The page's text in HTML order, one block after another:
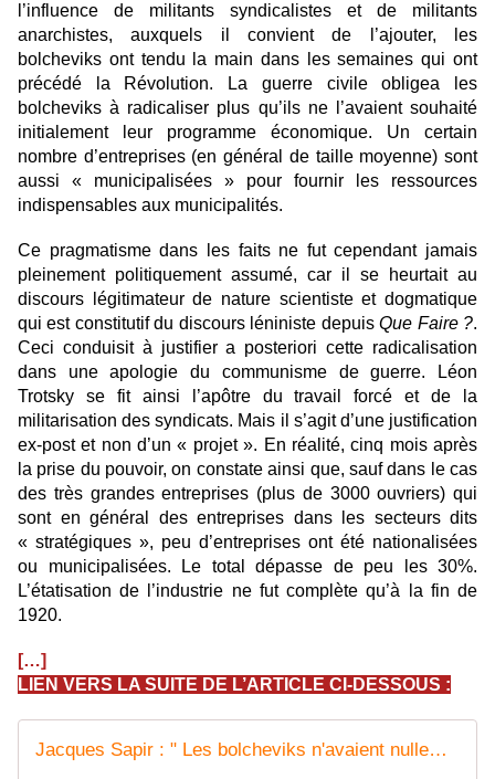
l’influence de militants syndicalistes et de militants
anarchistes, auxquels il convient de l’ajouter, les
bolcheviks ont tendu la main dans les semaines qui ont
précédé la Révolution. La guerre civile obligea les
bolcheviks à radicaliser plus qu’ils ne l’avaient souhaité
initialement leur programme économique. Un certain
nombre d’entreprises (en général de taille moyenne) sont
aussi « municipalisées » pour fournir les ressources
indispensables aux municipalités.
Ce pragmatisme dans les faits ne fut cependant jamais
pleinement politiquement assumé, car il se heurtait au
discours légitimateur de nature scientiste et dogmatique
qui est constitutif du discours léniniste depuisQue Faire ?.
Ceci conduisit à justifier a posteriori cette radicalisation
dans une apologie du communisme de guerre. Léon
Trotsky se fit ainsi l’apôtre du travail forcé et de la
militarisation des syndicats. Mais il s’agit d’une justification
ex-post et non d’un « projet ». En réalité, cinq mois après
la prise du pouvoir, on constate ainsi que, sauf dans le cas
des très grandes entreprises (plus de 3000 ouvriers) qui
sont en général des entreprises dans les secteurs dits
« stratégiques », peu d’entreprises ont été nationalisées
ou municipalisées. Le total dépasse de peu les 30%.
L’étatisation de l’industrie ne fut complète qu’à la fin de
1920.
[…]
LIEN VERS LA SUITE DE L’ARTICLE CI-DESSOUS :
Jacques Sapir : " Les bolcheviks n'avaient nullement le modèle soviétique en tête " (2/2) | PHILITT